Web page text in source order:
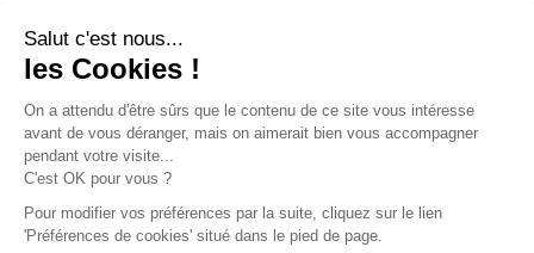
Salut c'est nous...
les Cookies !
On a attendu d'être sûrs que le contenu de ce site vous intéresse
avant de vous déranger, mais on aimerait bien vous accompagner
pendant votre visite...
C'est OK pour vous ?
Pour modifier vos préférences par la suite, cliquez sur le lien
'Préférences de cookies' situé dans le pied de page.